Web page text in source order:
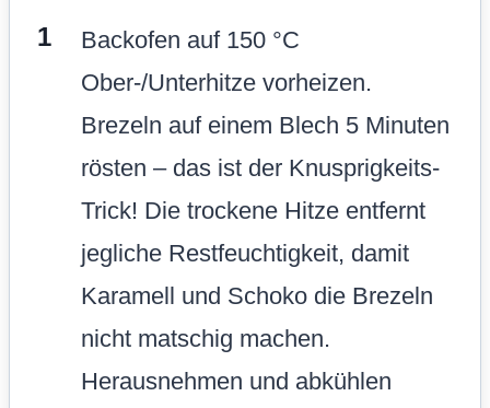
Backofen auf 150 °C
Ober-/Unterhitze vorheizen.
Brezeln auf einem Blech 5 Minuten
rösten – das ist der Knusprigkeits-
Trick! Die trockene Hitze entfernt
jegliche Restfeuchtigkeit, damit
Karamell und Schoko die Brezeln
nicht matschig machen.
Herausnehmen und abkühlen